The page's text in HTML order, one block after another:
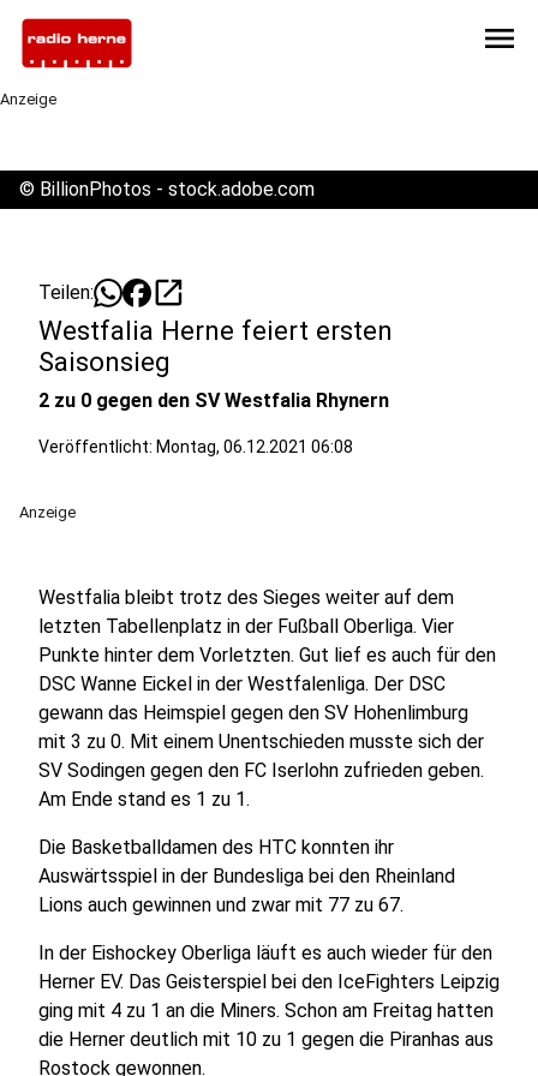
menu
Anzeige
© BillionPhotos - stock.adobe.com
Teilen: open_in_new
Westfalia Herne feiert ersten
Saisonsieg
2 zu 0 gegen den SV Westfalia Rhynern
Veröffentlicht: Montag, 06.12.2021 06:08
Anzeige
Westfalia bleibt trotz des Sieges weiter auf dem
letzten Tabellenplatz in der Fußball Oberliga. Vier
Punkte hinter dem Vorletzten. Gut lief es auch für den
DSC Wanne Eickel in der Westfalenliga. Der DSC
gewann das Heimspiel gegen den SV Hohenlimburg
mit 3 zu 0. Mit einem Unentschieden musste sich der
SV Sodingen gegen den FC Iserlohn zufrieden geben.
Am Ende stand es 1 zu 1.
Die Basketballdamen des HTC konnten ihr
Auswärtsspiel in der Bundesliga bei den Rheinland
Lions auch gewinnen und zwar mit 77 zu 67.
In der Eishockey Oberliga läuft es auch wieder für den
Herner EV. Das Geisterspiel bei den IceFighters Leipzig
ging mit 4 zu 1 an die Miners. Schon am Freitag hatten
die Herner deutlich mit 10 zu 1 gegen die Piranhas aus
Rostock gewonnen.